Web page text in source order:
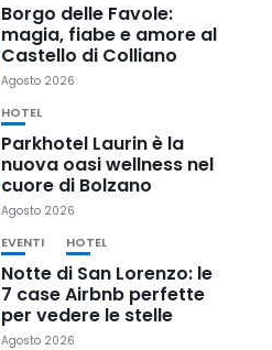
Borgo delle Favole:
magia, fiabe e amore al
Castello di Colliano
Agosto 2026
HOTEL
Parkhotel Laurin è la
nuova oasi wellness nel
cuore di Bolzano
Agosto 2026
EVENTI HOTEL
Notte di San Lorenzo: le
7 case Airbnb perfette
per vedere le stelle
Agosto 2026